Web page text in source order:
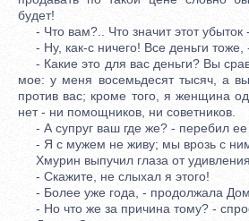
будет!
- Что вам?.. Что значит этот убыток
- Ну, как-с ничего! Все деньги тоже,
- Какие это для вас деньги? Вы
мое: у меня восемьдесят тысяч, а
против вас; кроме того, я женщина
нет - ни помощников, ни советников.
- А супруг ваш где же? - перебил ее
- Я с мужем не живу; мы врозь с
Хмурин выпучил глаза от удивления.
- Скажите, не слыхал я этого!
- Более уже года, - продолжала
- Но что же за причина тому? -